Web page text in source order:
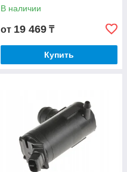
В наличии
от 19 469 ₸
Купить